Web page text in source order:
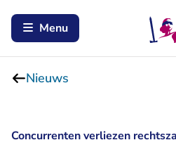
Menu
Nieuws
Concurrenten verliezen